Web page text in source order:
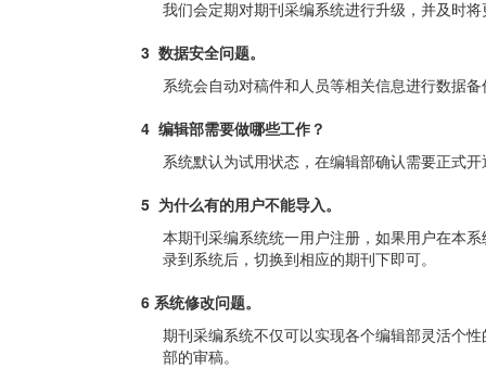
我们会定期对期刊采编系统进行升级，并及时
3 数据安全问题。
系统会自动对稿件和人员等相关信息进行数据
4 编辑部需要做哪些工作？
系统默认为试用状态，在编辑部确认需要正式
5 为什么有的用户不能导入。
本期刊采编系统统一用户注册，如果用户在本
录到系统后，切换到相应的期刊下即可。
6 系统修改问题。
期刊采编系统不仅可以实现各个编辑部灵活个
部的审稿。